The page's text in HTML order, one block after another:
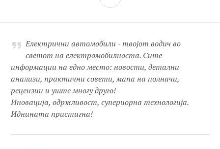
Електрични автомобили - твојот водич во
светот на електромобилноста. Сите
информации на едно место: новости, детални
анализи, практични совети, мапа на полначи,
рецензии и уште многу друго!
Иновација, одржливост, супериорна технологија.
Иднината пристигна!